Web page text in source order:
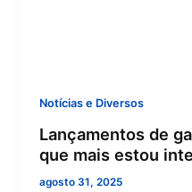
Notícias e Diversos
Lançamentos de
que mais estou
agosto 31, 2025